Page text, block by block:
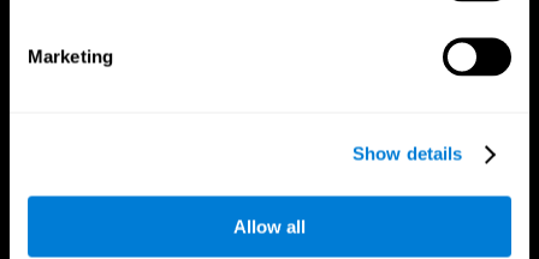
Marketing
Show details
Allow all